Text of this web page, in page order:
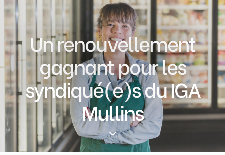
Un renouvellement
gagnant pour les
syndiqué(e)s du IGA
Mullins